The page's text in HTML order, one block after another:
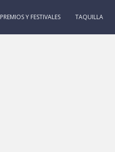
PREMIOS Y FESTIVALES TAQUILLA